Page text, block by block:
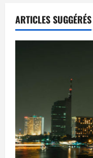
t
i
’
a
ARTICLES SUGGÉRÉS